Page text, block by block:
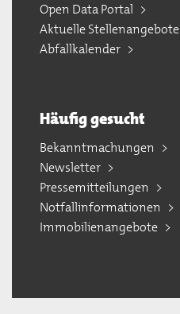
Open Data Portal
Aktuelle Stellenangebote
Abfallkalender
Häufig gesucht
Bekanntmachungen
Newsletter
Pressemitteilungen
Notfallinformationen
Immobilienangebote